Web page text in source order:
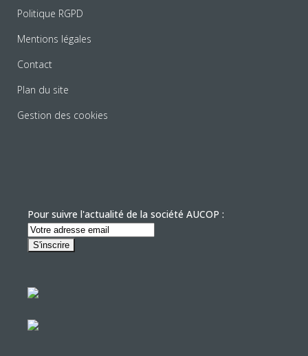
Politique RGPD
Mentions légales
Contact
Plan du site
Gestion des cookies
Pour suivre l'actualité de la société AUCOP :